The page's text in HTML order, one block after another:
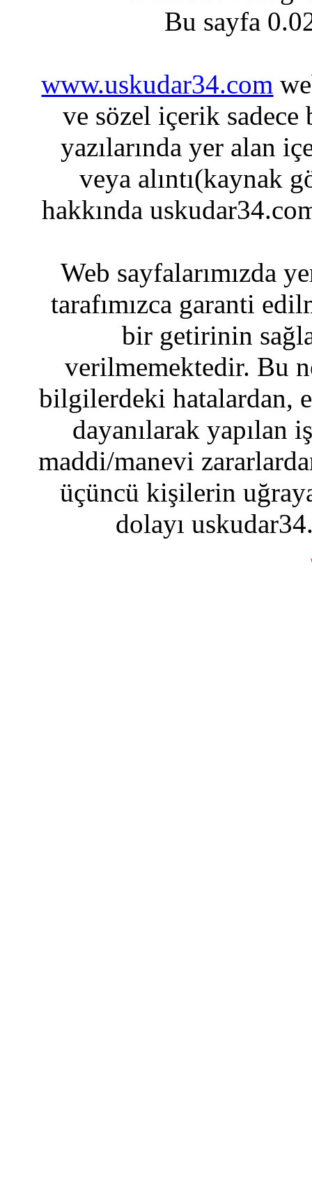
Bu sayfa
www.uskudar34.com
ve sözel içerik sadece
yazılarında yer alan
veya alıntı(kaynak
hakkında
Web sayfalarımızda
tarafımızca garanti
bir getirinin
verilmemektedir. Bu
bilgilerdeki hatalardan,
dayanılarak yapılan
maddi/manevi
üçüncü kişilerin
dolayı